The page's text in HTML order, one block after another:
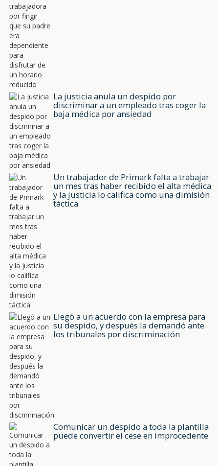
La justicia anula un despido por
discriminar a un empleado tras coger la
baja médica por ansiedad
Un trabajador de Primark falta a trabajar
un mes tras haber recibido el alta médica
y la justicia lo califica como una dimisión
táctica
Llegó a un acuerdo con la empresa para
su despido, y después la demandó ante
los tribunales por discriminación
Comunicar un despido a toda la plantilla
puede convertir el cese en improcedente